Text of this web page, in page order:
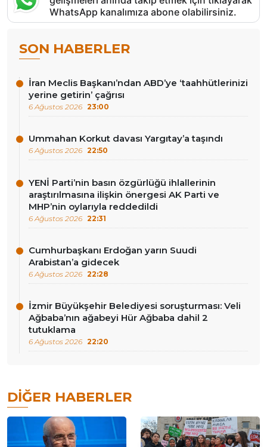
WhatsApp kanalımıza abone olabilirsiniz.
SON HABERLER
İran Meclis Başkanı’ndan ABD’ye ‘taahhütlerinizi
yerine getirin’ çağrısı
6 Ağustos 2026 23:00
Ummahan Korkut davası Yargıtay’a taşındı
6 Ağustos 2026 22:50
YENİ Parti’nin basın özgürlüğü ihlallerinin
araştırılmasına ilişkin önergesi AK Parti ve
MHP’nin oylarıyla reddedildi
6 Ağustos 2026 22:31
Cumhurbaşkanı Erdoğan yarın Suudi
Arabistan’a gidecek
6 Ağustos 2026 22:28
İzmir Büyükşehir Belediyesi soruşturması: Veli
Ağbaba’nın ağabeyi Hür Ağbaba dahil 2
tutuklama
6 Ağustos 2026 22:20
DIĞER HABERLER